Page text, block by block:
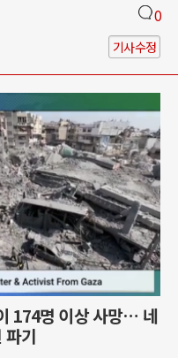
0
기사수정
174명 이상 사망… 네
파기